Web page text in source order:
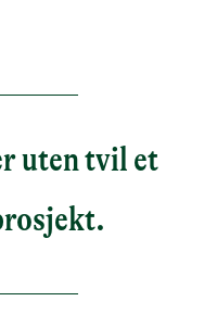
uten tvil et